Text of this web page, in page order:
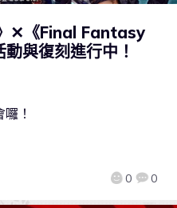
✕《Final Fantasy
與復刻進行中！
0 0
！